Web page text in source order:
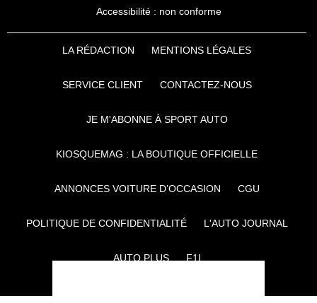
Accessibilité : non conforme
LA RÉDACTION MENTIONS LÉGALES
SERVICE CLIENT CONTACTEZ-NOUS
JE M'ABONNE À SPORT AUTO
KIOSQUEMAG : LA BOUTIQUE OFFICIELLE
ANNONCES VOITURE D’OCCASION CGU
POLITIQUE DE CONFIDENTIALITÉ L'AUTO JOURNAL
AUTO PLUS F1I